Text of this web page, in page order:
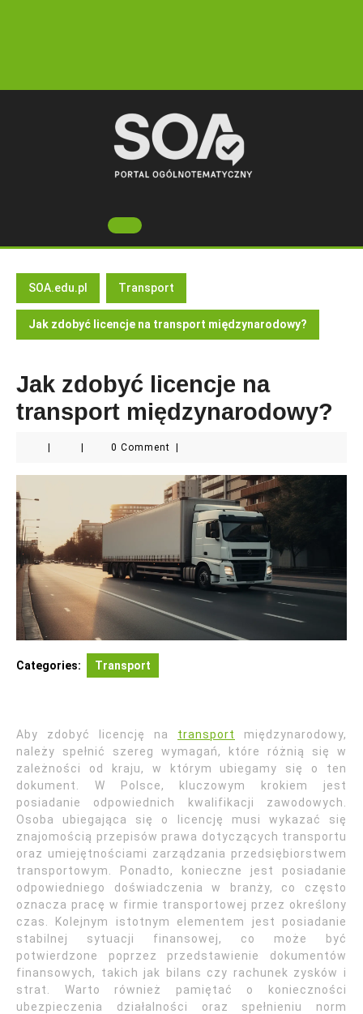
Open
Button
SOA.edu.pl Transport
Jak zdobyć licencje na transport międzynarodowy?
Jak zdobyć licencje na
transport międzynarodowy?
0 Comment
Categories: Transport
Aby zdobyć licencję na transport
międzynarodowy,
należy spełnić szereg wymagań, które różnią się w
zależności od kraju, w którym ubiegamy się o ten
dokument. W Polsce, kluczowym krokiem jest
posiadanie odpowiednich kwalifikacji zawodowych.
Osoba ubiegająca się o licencję musi wykazać się
znajomością przepisów prawa dotyczących transportu
oraz umiejętnościami zarządzania przedsiębiorstwem
transportowym. Ponadto, konieczne jest posiadanie
odpowiedniego doświadczenia w branży, co często
oznacza pracę w firmie transportowej przez określony
czas. Kolejnym istotnym elementem jest posiadanie
stabilnej sytuacji finansowej, co może być
potwierdzone poprzez przedstawienie dokumentów
finansowych, takich jak bilans czy rachunek zysków i
strat. Warto również pamiętać o konieczności
ubezpieczenia działalności oraz spełnieniu norm